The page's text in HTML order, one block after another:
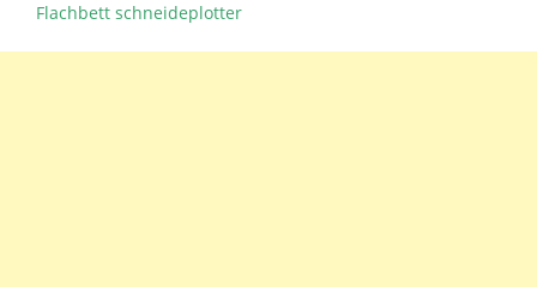
Flachbett schneideplotter